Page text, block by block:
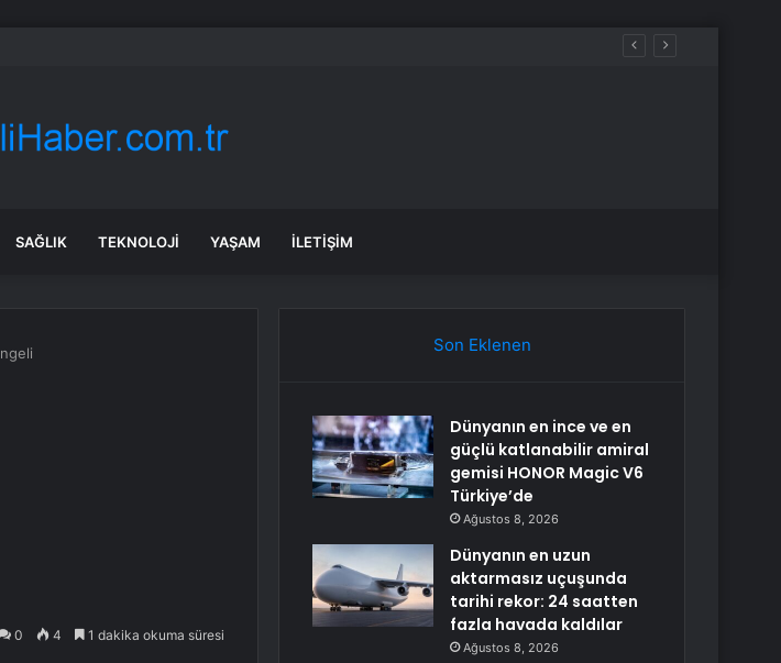
tarihi rekor: 24 saatten fazla havada kaldılar
SAĞLIK TEKNOLOJI YAŞAM İLETIŞIM
0 4 1 dakika okuma süresi
Son Eklenen
Dünyanın en ince ve en
güçlü katlanabilir amiral
gemisi HONOR Magic V6
Türkiye’de
Ağustos 8, 2026
Dünyanın en uzun
aktarmasız uçuşunda
tarihi rekor: 24 saatten
fazla havada kaldılar
Ağustos 8, 2026